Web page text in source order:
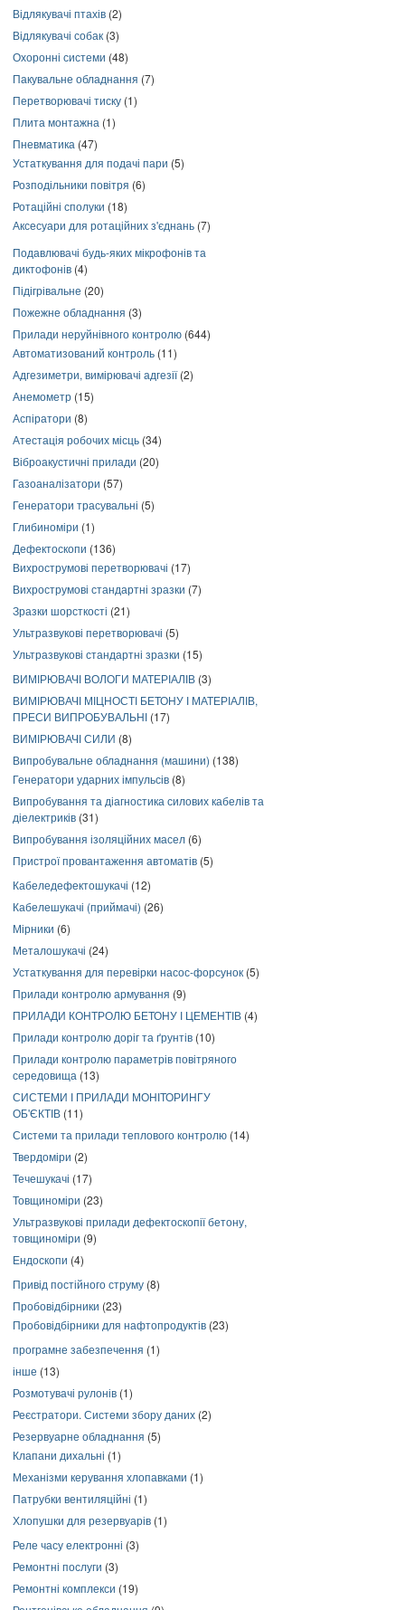
Відлякувачі птахів (2)
Відлякувачі собак (3)
Охоронні системи (48)
Пакувальне обладнання (7)
Перетворювачі тиску (1)
Плита монтажна (1)
Пневматика (47)
Устаткування для подачі пари (5)
Розподільники повітря (6)
Ротаційні сполуки (18)
Аксесуари для ротаційних з'єднань (7)
Подавлювачі будь-яких мікрофонів та
диктофонів (4)
Підігрівальне (20)
Пожежне обладнання (3)
Прилади неруйнівного контролю (644)
Автоматизований контроль (11)
Адгезиметри, вимірювачі адгезії(2)
Анемометр (15)
Аспіратори (8)
Атестація робочих місць (34)
Віброакустичні прилади (20)
Газоаналізатори (57)
Генератори трасувальні (5)
Глибиноміри (1)
Дефектоскопи (136)
Вихрострумові перетворювачі (17)
Вихрострумові стандартні зразки (7)
Зразки шорсткості (21)
Ультразвукові перетворювачі (5)
Ультразвукові стандартні зразки (15)
ВИМІРЮВАЧІ ВОЛОГИ МАТЕРІАЛІВ (3)
ВИМІРЮВАЧІ МІЦНОСТІ БЕТОНУ І МАТЕРІАЛІВ,
ПРЕСИ ВИПРОБУВАЛЬНІ (17)
ВИМІРЮВАЧІ СИЛИ (8)
Випробувальне обладнання (машини) (138)
Генератори ударних імпульсів (8)
Випробування та діагностика силових кабелів та
діелектриків (31)
Випробування ізоляційних масел (6)
Пристрої провантаження автоматів (5)
Кабеледефектошукачі (12)
Кабелешукачі (приймачі) (26)
Мірники (6)
Металошукачі (24)
Устаткування для перевірки насос-форсунок (5)
Прилади контролю армування (9)
ПРИЛАДИ КОНТРОЛЮ БЕТОНУ І ЦЕМЕНТІВ (4)
Прилади контролю доріг та ґрунтів (10)
Прилади контролю параметрів повітряного
середовища (13)
СИСТЕМИ І ПРИЛАДИ МОНІТОРИНГУ
ОБ'ЄКТІВ (11)
Системи та прилади теплового контролю (14)
Твердоміри (2)
Течешукачі (17)
Товщиноміри (23)
Ультразвукові прилади дефектоскопії бетону,
товщиноміри (9)
Ендоскопи (4)
Привід постійного струму (8)
Пробовідбірники (23)
Пробовідбірники для нафтопродуктів (23)
програмне забезпечення (1)
інше (13)
Розмотувачі рулонів (1)
Реєстратори. Системи збору даних (2)
Резервуарне обладнання (5)
Клапани дихальні (1)
Механізми керування хлопавками (1)
Патрубки вентиляційні (1)
Хлопушки для резервуарів (1)
Реле часу електронні (3)
Ремонтні послуги (3)
Ремонтні комплекси (19)